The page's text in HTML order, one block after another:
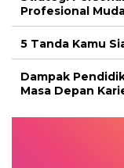
Profesional
5 Tanda Kamu
Dampak
Masa Depan